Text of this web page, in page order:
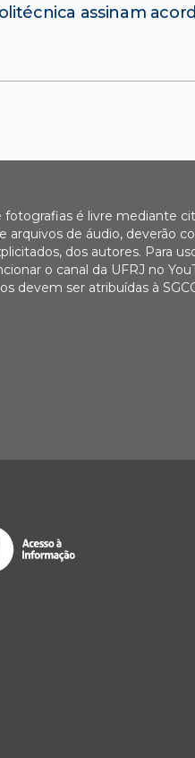
assinam
é livre mediante
arquivos de áudio, deverão
dos autores. Para
o canal da UFRJ no
devem ser atribuídas à